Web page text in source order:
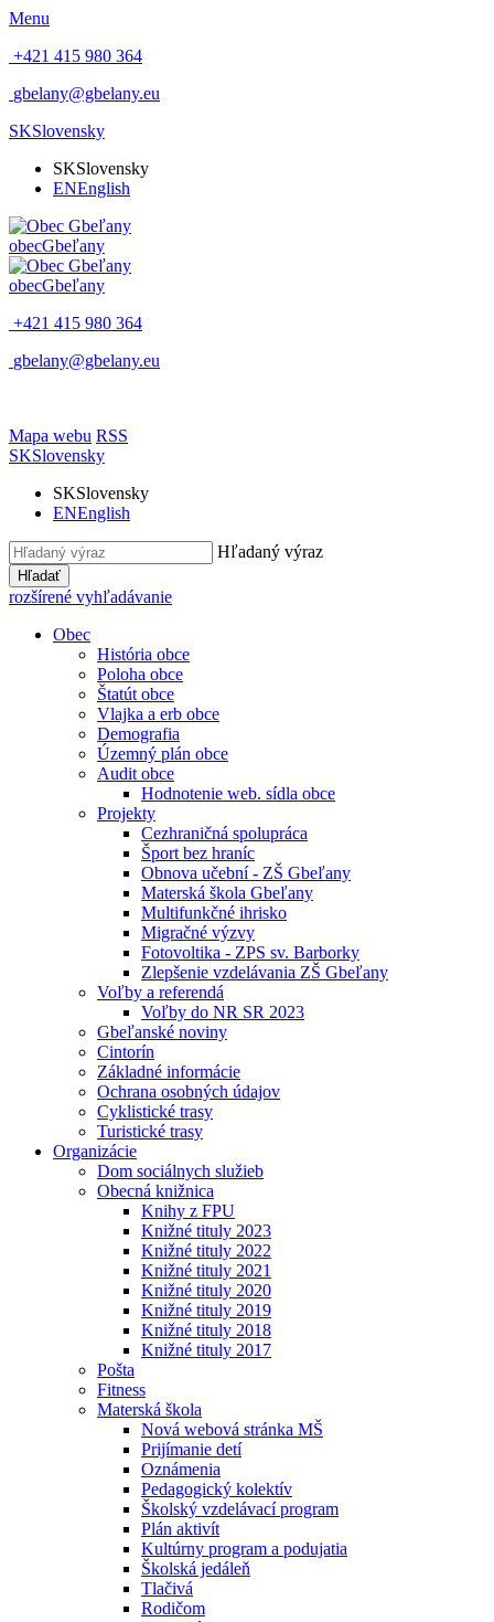
Menu
+421 415 980 364
gbelany@gbelany.eu
SKSlovensky
SKSlovensky
ENEnglish
obecGbeľany
obecGbeľany
+421 415 980 364
gbelany@gbelany.eu
Mapa webu RSS
SKSlovensky
SKSlovensky
ENEnglish
Hľadaný výraz
Hľadať
rozšírené vyhľadávanie
Obec
História obce
Poloha obce
Štatút obce
Vlajka a erb obce
Demografia
Územný plán obce
Audit obce
Hodnotenie web. sídla obce
Projekty
Cezhraničná spolupráca
Šport bez hraníc
Obnova učební - ZŠ Gbeľany
Materská škola Gbeľany
Multifunkčné ihrisko
Migračné výzvy
Fotovoltika - ZPS sv. Barborky
Zlepšenie vzdelávania ZŠ Gbeľany
Voľby a referendá
Voľby do NR SR 2023
Gbeľanské noviny
Cintorín
Základné informácie
Ochrana osobných údajov
Cyklistické trasy
Turistické trasy
Organizácie
Dom sociálnych služieb
Obecná knižnica
Knihy z FPU
Knižné tituly 2023
Knižné tituly 2022
Knižné tituly 2021
Knižné tituly 2020
Knižné tituly 2019
Knižné tituly 2018
Knižné tituly 2017
Pošta
Fitness
Materská škola
Nová webová stránka MŠ
Prijímanie detí
Oznámenia
Pedagogický kolektív
Školský vzdelávací program
Plán aktivít
Kultúrny program a podujatia
Školská jedáleň
Tlačivá
Rodičom